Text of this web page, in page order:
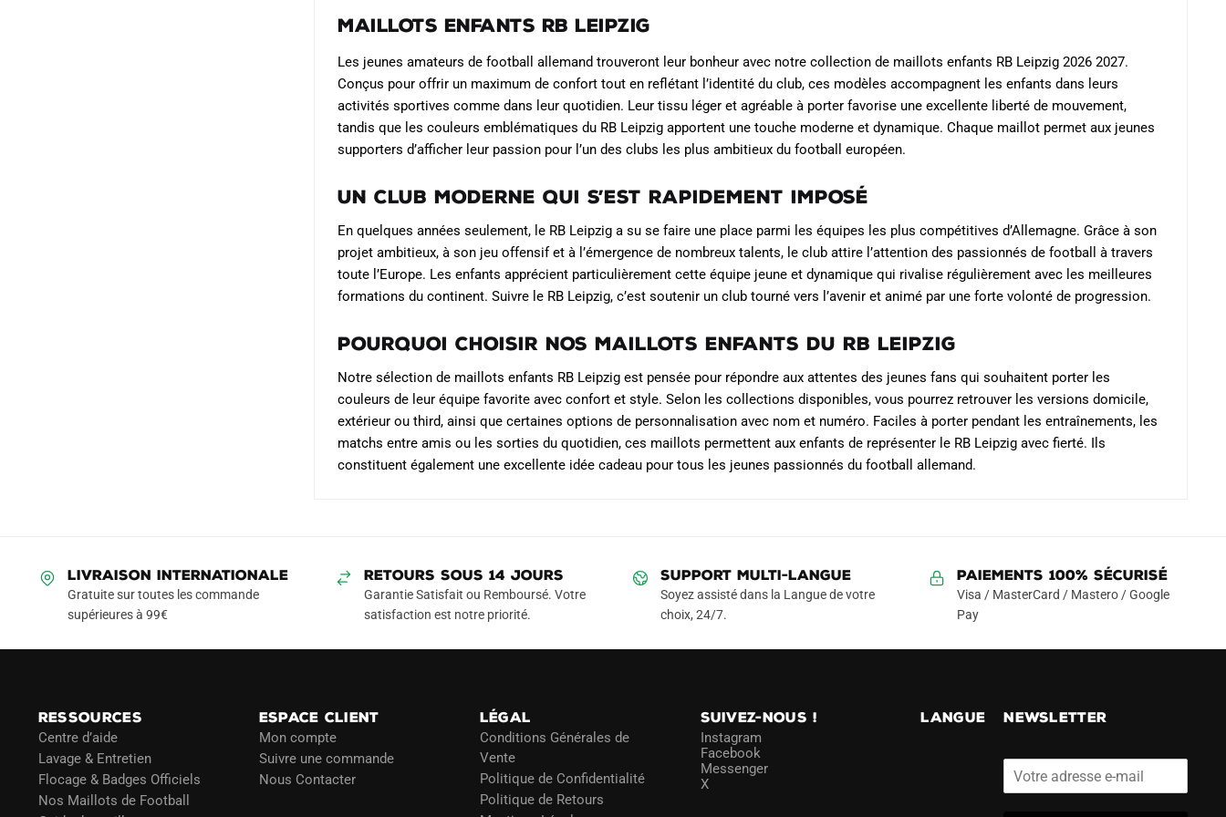
options
choisies
produit
options
être
choisies
sur
la
page
produit
être
choisies
sur
la
page
produit
peuvent
être
choisies
sur
la
du
être
choisies
sur
la
Maillots Enfants RB Leipzig
Les jeunes amateurs de football allemand trouveront leur bonheur avec notre collection de maillots enfants RB Leipzig 2026 2027.
Conçus pour offrir un maximum de confort tout en reflétant l’identité du club, ces modèles accompagnent les enfants dans leurs
activités sportives comme dans leur quotidien. Leur tissu léger et agréable à porter favorise une excellente liberté de mouvement,
tandis que les couleurs emblématiques du RB Leipzig apportent une touche moderne et dynamique. Chaque maillot permet aux jeunes
supporters d’afficher leur passion pour l’un des clubs les plus ambitieux du football européen.
Un club moderne qui s’est rapidement imposé
En quelques années seulement, le RB Leipzig a su se faire une place parmi les équipes les plus compétitives d’Allemagne. Grâce à son
projet ambitieux, à son jeu offensif et à l’émergence de nombreux talents, le club attire l’attention des passionnés de football à travers
toute l’Europe. Les enfants apprécient particulièrement cette équipe jeune et dynamique qui rivalise régulièrement avec les meilleures
formations du continent. Suivre le RB Leipzig, c’est soutenir un club tourné vers l’avenir et animé par une forte volonté de progression.
Pourquoi choisir nos maillots enfants du RB Leipzig
Notre sélection de maillots enfants RB Leipzig est pensée pour répondre aux attentes des jeunes fans qui souhaitent porter les
couleurs de leur équipe favorite avec confort et style. Selon les collections disponibles, vous pourrez retrouver les versions domicile,
extérieur ou third, ainsi que certaines options de personnalisation avec nom et numéro. Faciles à porter pendant les entraînements, les
matchs entre amis ou les sorties du quotidien, ces maillots permettent aux enfants de représenter le RB Leipzig avec fierté. Ils
constituent également une excellente idée cadeau pour tous les jeunes passionnés du football allemand.
LIVRAISON INTERNATIONALE
Gratuite sur toutes les commande
supérieures à 99€
RETOURS SOUS 14 JOURS
Garantie Satisfait ou Remboursé. Votre
satisfaction est notre priorité.
SUPPORT MULTI-LANGUE
Soyez assisté dans la Langue de votre
choix, 24/7.
Paiements 100% Sécurisé
Visa / MasterCard / Mastero / Google
Pay
RESSOURCES
Centre d’aide
Lavage & Entretien
Flocage & Badges Officiels
Nos Maillots de Football
ESPACE CLIENT
Mon compte
Suivre une commande
Nous Contacter
LÉGAL
Conditions Générales de
Vente
Politique de Confidentialité
Politique de Retours
SUIVEZ-NOUS !
Instagram
Facebook
Messenger
X
LANGUE NEWSLETTER